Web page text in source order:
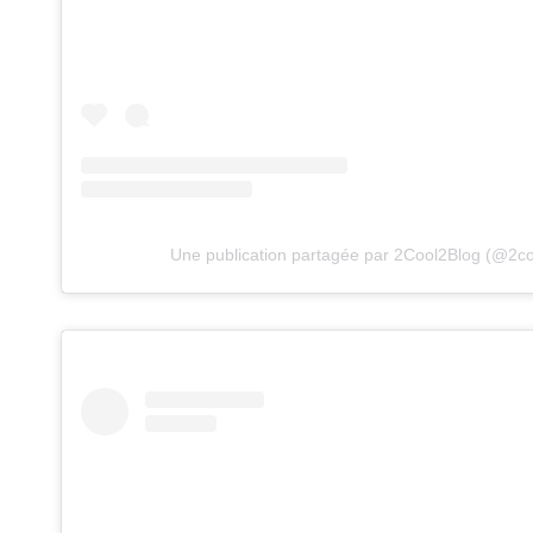
Une publication partagée par 2Cool2Blog